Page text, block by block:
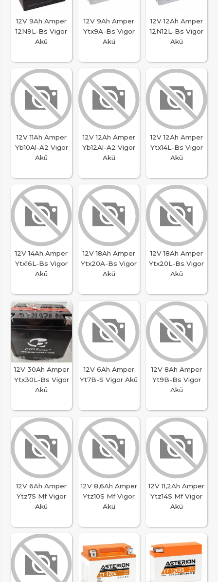
12V 9Ah Amper
12N9L-Bs Vigor
Akü
12V 9Ah Amper
Ytx9A-Bs Vigor
Akü
12V 12Ah Amper
12N12L-Bs Vigor
Akü
12V 11Ah Amper
Yb10Al-A2 Vigor
Akü
12V 12Ah Amper
Yb12Al-A2 Vigor
Akü
12V 12Ah Amper
Ytx14L-Bs Vigor
Akü
12V 14Ah Amper
Ytx16L-Bs Vigor
Akü
12V 18Ah Amper
Ytx20A-Bs Vigor
Akü
12V 18Ah Amper
Ytx20L-Bs Vigor
Akü
12V 30Ah Amper
Ytx30L-Bs Vigor
Akü
12V 6Ah Amper
Yt7B-S Vigor Akü
12V 8Ah Amper
Yt9B-Bs Vigor
Akü
12V 6Ah Amper
Ytz7S Mf Vigor
Akü
12V 8,6Ah Amper
Ytz10S Mf Vigor
Akü
12V 11,2Ah Amper
Ytz14S Mf Vigor
Akü